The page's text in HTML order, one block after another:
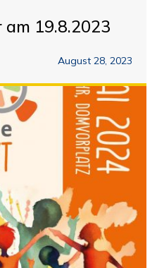
am 19.8.2023
August 28, 2023